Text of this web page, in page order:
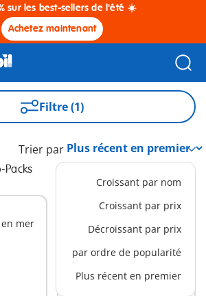
sur les best-sellers de l'été ☀️
Achetez maintenant
Filtre (1)
Packs
Trier par
Croissant par nom
Croissant par prix
Décroissant par prix
par ordre de popularité
Plus récent en premier
mer
71092 - Policier et quad
10,99 €
Au panier